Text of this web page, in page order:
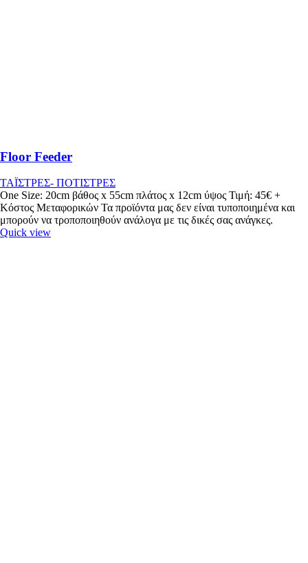
Floor Feeder
ΤΑΪΣΤΡΕΣ- ΠΟΤΙΣΤΡΕΣ
One Size: 20cm βάθος x 55cm πλάτος x 12cm ύψος Τιμή: 45€ +
Κόστος Μεταφορικών Τα προϊόντα μας δεν είναι τυποποιημένα και
μπορούν να τροποποιηθούν ανάλογα με τις δικές σας ανάγκες.
Quick view